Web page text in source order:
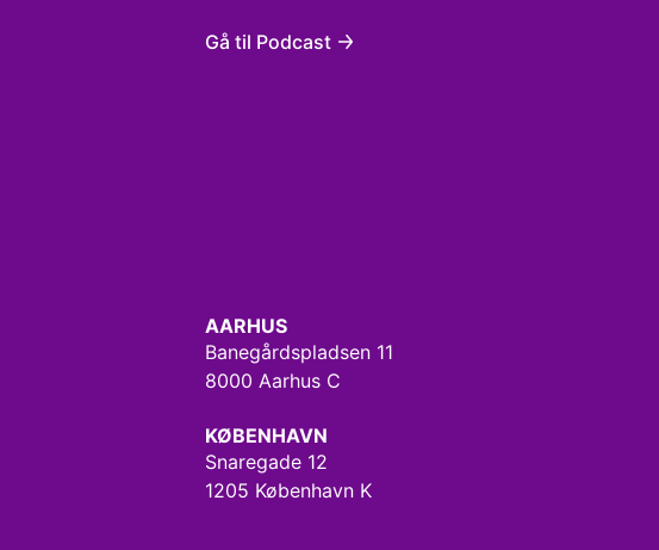
Gå til Podcast
AARHUS
Banegårdspladsen 11
8000 Aarhus C
KØBENHAVN
Snaregade 12
1205 København K